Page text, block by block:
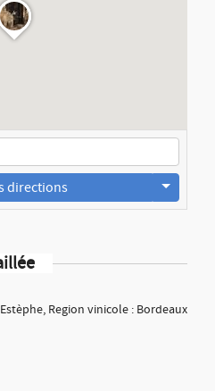
directions
Region vinicole : Bordeaux